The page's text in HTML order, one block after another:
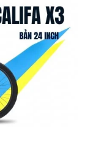
sản xuất
chất lượng